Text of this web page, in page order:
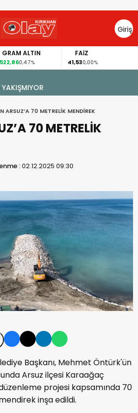
Giriş
Yap
GRAM ALTIN
0,47%
FAİZ
41,530,00%
ARSUZ’A 70 METRELİK MENDİREK
70 METRELİK
:02.12.2025 09:30
Başkanı, Mehmet Öntürk'ün
Arsuz ilçesi Karaağaç
projesi kapsamında 70
inşa edildi.